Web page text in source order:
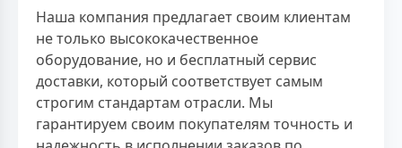
Наша компания предлагает своим клиентам
не только высококачественное
оборудование, но и бесплатный сервис
доставки, который соответствует самым
строгим стандартам отрасли. Мы
гарантируем своим покупателям точность и